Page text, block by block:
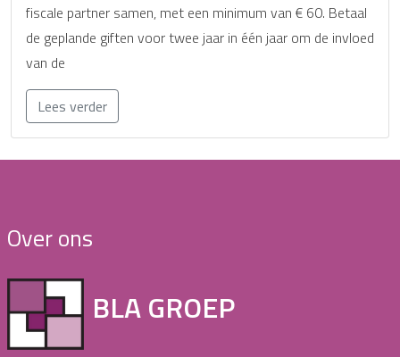
fiscale partner samen, met een minimum van € 60. Betaal
de geplande giften voor twee jaar in één jaar om de invloed
van de
Lees verder
Over ons
BLA GROEP